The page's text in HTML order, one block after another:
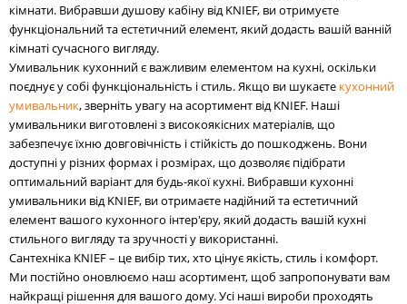
кімнати. Вибравши душову кабіну від KNIEF, ви отримуєте
функціональний та естетичний елемент, який додасть вашій ванній
кімнаті сучасного вигляду.
Умивальник кухонний є важливим елементом на кухні, оскільки
поєднує у собі функціональність і стиль. Якщо ви шукаєте кухонний
умивальник, зверніть увагу на асортимент від KNIEF. Наші
умивальники виготовлені з високоякісних матеріалів, що
забезпечує їхню довговічність і стійкість до пошкоджень. Вони
доступні у різних формах і розмірах, що дозволяє підібрати
оптимальний варіант для будь-якої кухні. Вибравши кухонні
умивальники від KNIEF, ви отримаєте надійний та естетичний
елемент вашого кухонного інтер'єру, який додасть вашій кухні
стильного вигляду та зручності у використанні.
Сантехніка KNIEF – це вибір тих, хто цінує якість, стиль і комфорт.
Ми постійно оновлюємо наш асортимент, щоб запропонувати вам
найкращі рішення для вашого дому. Усі наші вироби проходять